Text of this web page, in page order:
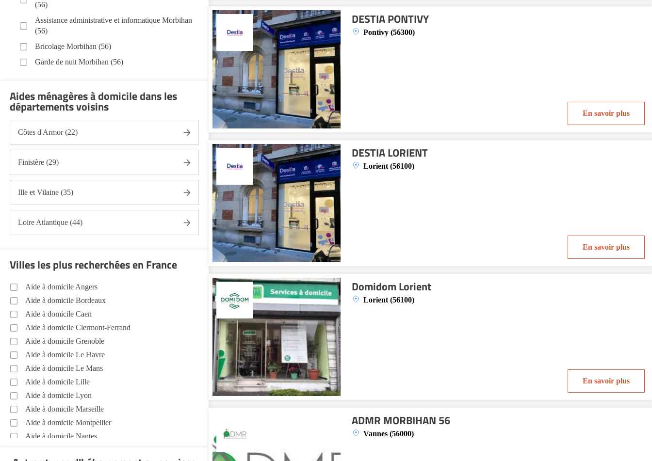
DESTIA PONTIVY
Pontivy (56300)
En savoir plus
DESTIA LORIENT
Lorient (56100)
En savoir plus
Domidom Lorient
Lorient (56100)
En savoir plus
ADMR MORBIHAN 56
Vannes (56000)
(56)
Assistance administrative et informatique Morbihan
(56)
Bricolage Morbihan (56)
Garde de nuit Morbihan (56)
Infirmiers Morbihan (56)
Jardinage Morbihan (56)
gestion du linge Morbihan (56)
Portage de repas Morbihan (56)
Sorties (promenades, rendez-vous médicaux...)
Morbihan (56)
Promenade animaux de compagnie Morbihan (56)
Soins esthétiques Morbihan (56)
Aides ménagères à domicile dans les
départements voisins
Côtes d'Armor (22)
Finistère (29)
Ille et Vilaine (35)
Loire Atlantique (44)
Villes les plus recherchées en France
Aide à domicile Angers
Aide à domicile Bordeaux
Aide à domicile Caen
Aide à domicile Clermont-Ferrand
Aide à domicile Grenoble
Aide à domicile Le Havre
Aide à domicile Le Mans
Aide à domicile Lille
Aide à domicile Lyon
Aide à domicile Marseille
Aide à domicile Montpellier
Aide à domicile Nantes